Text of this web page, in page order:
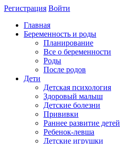
Регистрация Войти
Главная
Беременность и роды
Планирование
Все о беременности
Роды
После родов
Дети
Детская психология
Здоровый малыш
Детские болезни
Прививки
Раннее развитие детей
Ребенок-левша
Детские игрушки